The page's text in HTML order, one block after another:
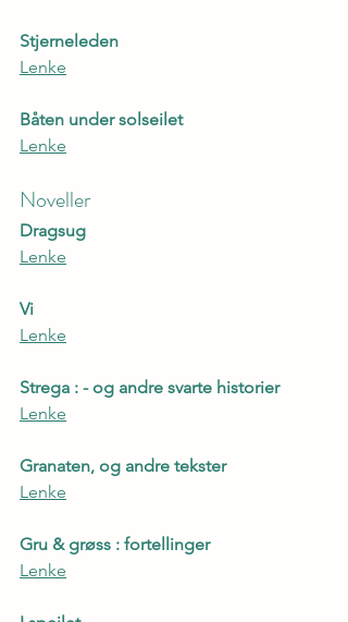
Stjerneleden
Lenke
Båten under solseilet
Lenke
Noveller
Dragsug
Lenke
Vi
Lenke
Strega : - og andre svarte historier
Lenke
Granaten, og andre tekster
Lenke
Gru & grøss : fortellinger
Lenke